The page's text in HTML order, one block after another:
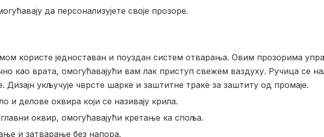
да персонализујете своје прозоре.
користе једноставан и поуздан систем отварања. Овим прозорима
као врата, омогућавајући вам лак приступ свежем ваздуху. Ручица се
Дизајн укључује чврсте шарке и заштитне траке за заштиту од промаје.
и делове оквира који се називају крила.
оквир, омогућавајући кретање ка споља.
и затварање без напора.